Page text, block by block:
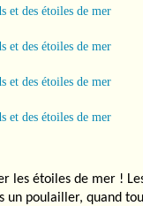
les étoiles de mer !
un poulailler, quand